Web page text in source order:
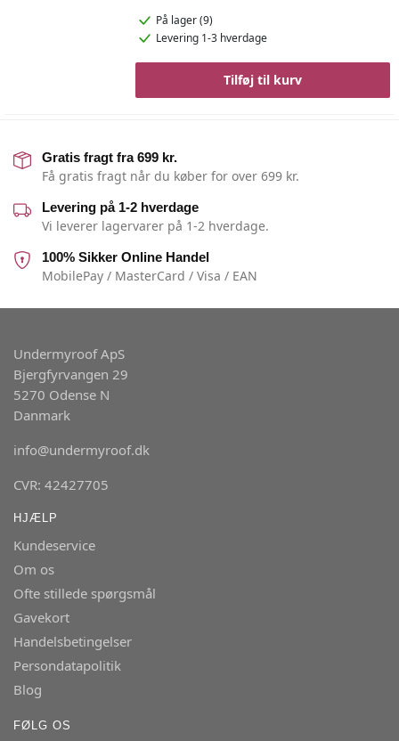
På lager (9)
Levering 1-3 hverdage
Tilføj til kurv
Gratis fragt fra 699 kr.
Få gratis fragt når du køber for over 699 kr.
Levering på 1-2 hverdage
Vi leverer lagervarer på 1-2 hverdage.
100% Sikker Online Handel
MobilePay / MasterCard / Visa / EAN
Undermyroof ApS
Bjergfyrvangen 29
5270 Odense N
Danmark
info@undermyroof.dk
CVR: 42427705
HJÆLP
Kundeservice
Om os
Ofte stillede spørgsmål
Gavekort
Handelsbetingelser
Persondatapolitik
Blog
FØLG OS